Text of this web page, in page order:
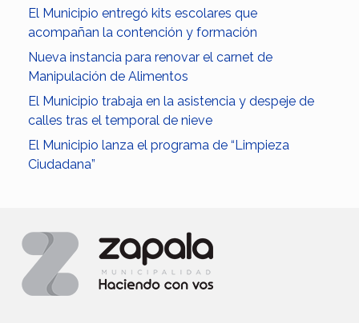
El Municipio entregó kits escolares que
acompañan la contención y formación
Nueva instancia para renovar el carnet de
Manipulación de Alimentos
El Municipio trabaja en la asistencia y despeje de
calles tras el temporal de nieve
El Municipio lanza el programa de “Limpieza
Ciudadana”